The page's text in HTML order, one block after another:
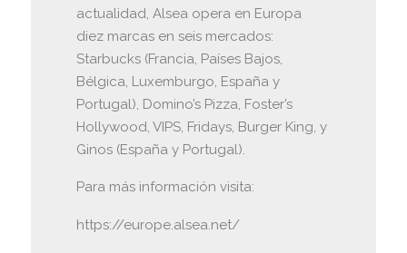
actualidad, Alsea opera en Europa
diez marcas en seis mercados:
Starbucks (Francia, Países Bajos,
Bélgica, Luxemburgo, España y
Portugal), Domino’s Pizza, Foster’s
Hollywood, VIPS, Fridays, Burger King, y
Ginos (España y Portugal).
Para más información visita:
https://europe.alsea.net/